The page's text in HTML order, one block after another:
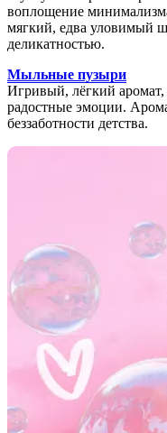
воплощение
мягкий, едва уловимый
деликатностью.
Мыльные пузыри
Игривый, лёгкий
радостные эмоции.
беззаботности детства.